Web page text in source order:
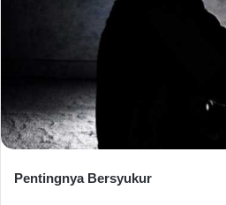
Pentingnya Bersyukur